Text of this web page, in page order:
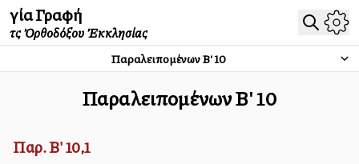
Ἁγία Γραφή
τῆς Ὀρθοδόξου Ἐκκλησίας
Παραλειπομένων Β'10
Παραλειπομένων Β'10
Παρ. Β' 10,1